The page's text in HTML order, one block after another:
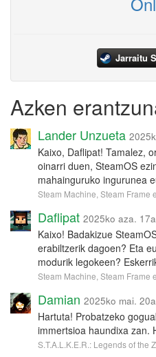
Jarraitu
Azken
Lander Unzueta
Kaixo, Daflipat! Tamalez,
oinarri duen, SteamOS
mahainguruko ingurunea
Steam Machine, Steam Frame
Daflipat 2025ko aza.
Kaixo! Badakizue
erabiltzerik dagoen? Eta
modurik legokeen?
Steam Machine, Steam Frame
Damian 2025ko mai.
Hartuta! Probatzeko
immertsioa haundixa zan.
S.T.A.L.K.E.R.: Legends of the